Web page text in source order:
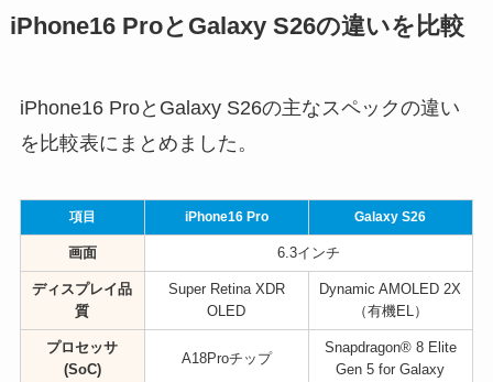
iPhone16 ProとGalaxy S26の違いを比較
iPhone16 ProとGalaxy S26の主なスペックの違い
を比較表にまとめました。
項目 iPhone16 Pro Galaxy S26
画面 6.3インチ
ディスプレイ品
質
Super Retina XDR
OLED
Dynamic AMOLED 2X
（有機EL）
プロセッサ
(SoC)
A18Proチップ
Snapdragon® 8 Elite
Gen 5 for Galaxy